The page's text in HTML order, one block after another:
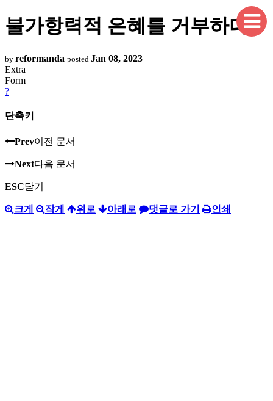
불가항력적 은혜를 거부하다
by reformanda posted Jan 08, 2023
Extra
Form
?
단축키
Prev이전 문서
Next다음 문서
ESC닫기
크게 작게 위로 아래로 댓글로 가기 인쇄